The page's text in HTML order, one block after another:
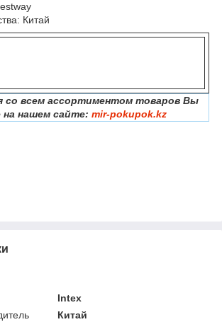
Китай
со всем ассортиментом товаров Вы
нашем сайте: mir-pokupok.kz
Intex
Китай